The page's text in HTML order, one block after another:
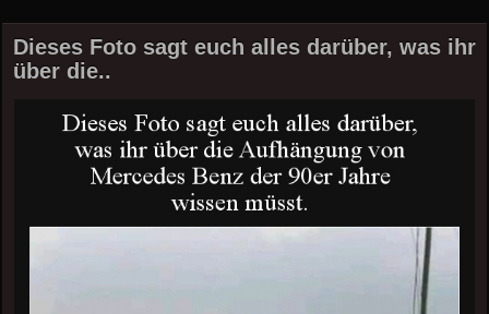
Dieses Foto sagt euch alles darüber, was ihr
über die..